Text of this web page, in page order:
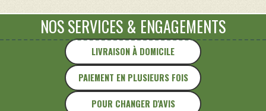
LIVRAISON À DOMICILE
PAIEMENT EN PLUSIEURS FOIS
NOS SERVICES & ENGAGEMENTS
POUR CHANGER D'AVIS